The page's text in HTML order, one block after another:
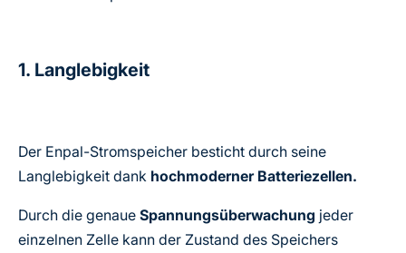
1. Langlebigkeit
Der Enpal-Stromspeicher besticht durch seine
Langlebigkeit dank hochmoderner Batteriezellen.
Durch die genaue Spannungsüberwachung jeder
einzelnen Zelle kann der Zustand des Speichers